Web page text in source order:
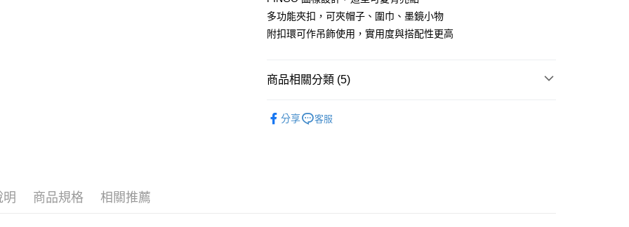
【大哥付你分期使用說明】
流程，驗證手機門號後，選擇欲分期的期數、繳款截止日，確認付款後即
運送方式
多功能夾扣，可夾帽子、圍巾、墨鏡小物
附扣環可作吊飾使用，實用度與搭配性更高
商品相關分類 (5)
分享 客服
明 商品規格 相關推薦